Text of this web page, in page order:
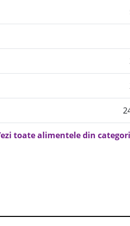
toate alimentele din